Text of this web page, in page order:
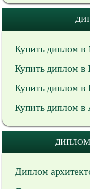
Купить диплом в
Купить диплом в
Купить диплом в
Купить диплом в
Диплом